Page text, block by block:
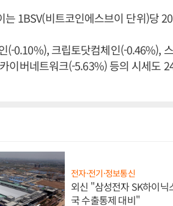
는 1BSV(비트코인에스브이 단위)당
(-0.10%), 크립토닷컴체인(-0.46%),
이버네트워크(-5.63%) 등의 시세도
전자·전기·정보통신
외신 "삼성전자 SK하이닉
국 수출통제 대비"